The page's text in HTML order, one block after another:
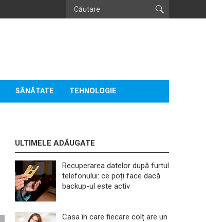
SĂNĂTATE TEHNOLOGIE
ULTIMELE ADĂUGATE
Recuperarea datelor după furtul
telefonului: ce poți face dacă
backup-ul este activ
Casa în care fiecare colț are un